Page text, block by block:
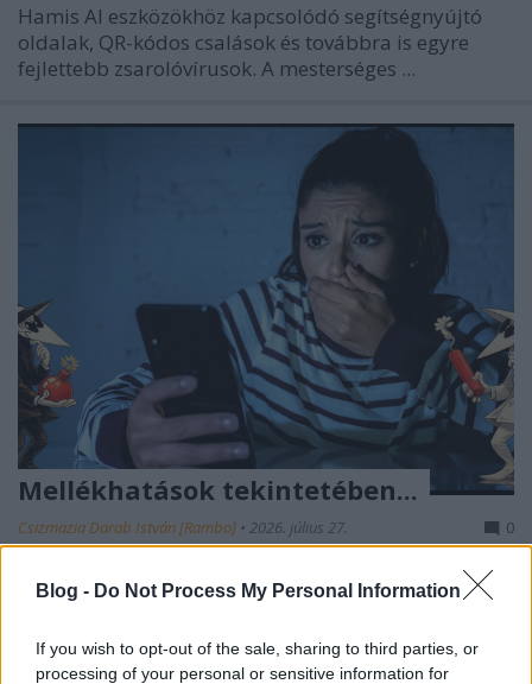
Blog - Do Not Process My Personal Information
If you wish to opt-out of the sale, sharing to third parties, or
processing of your personal or sensitive information for
Hamis AI eszközökhöz kapcsolódó segítségnyújtó
oldalak, QR-kódos csalások és továbbra is egyre
fejlettebb zsarolóvírusok. A mesterséges ...
Mellékhatások tekintetében...
Csizmazia Darab István [Rambo] • 2026. július 27. 0
A ransomware mellékhatásairól többször is
posztban össze is gyűjtöttük a legérdekesebbeket